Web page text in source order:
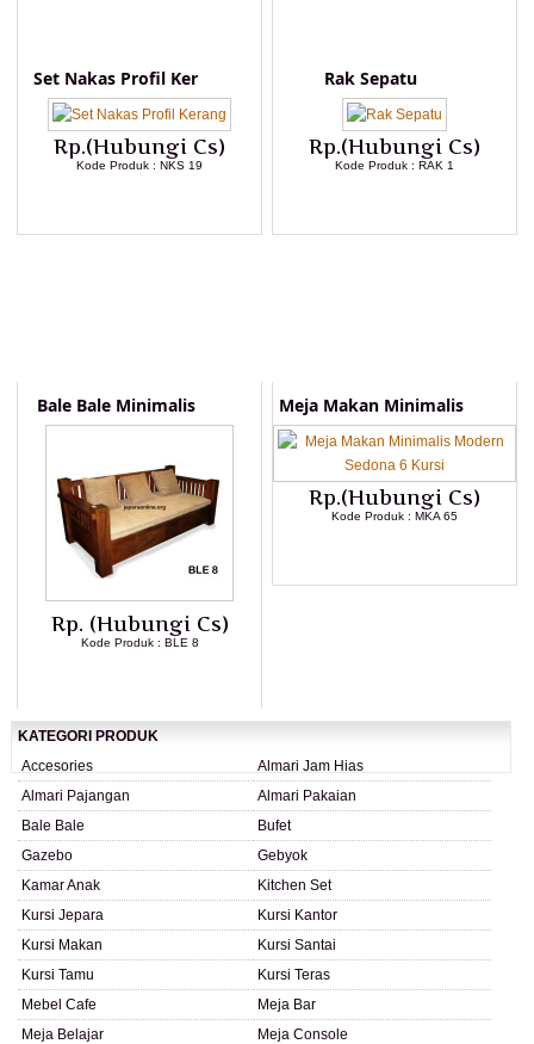
Set Nakas Profil Ker
Rp.(Hubungi Cs)
Kode Produk : NKS 19
Rak Sepatu
Rp.(Hubungi Cs)
Kode Produk : RAK 1
Bale Bale Minimalis
Rp. (Hubungi Cs)
Kode Produk : BLE 8
Meja Makan Minimalis
Rp.(Hubungi Cs)
Kode Produk : MKA 65
KATEGORI PRODUK
Accesories
Almari Jam Hias
Almari Pajangan
Almari Pakaian
Bale Bale
Bufet
Gazebo
Gebyok
Kamar Anak
Kitchen Set
Kursi Jepara
Kursi Kantor
Kursi Makan
Kursi Santai
Kursi Tamu
Kursi Teras
Mebel Cafe
Meja Bar
Meja Belajar
Meja Console